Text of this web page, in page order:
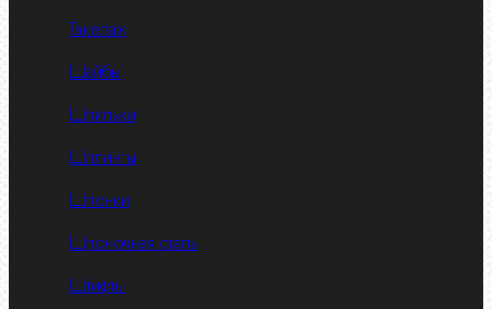
Такелаж
Шайбы
Шпильки
Шплинты
Шпонки
Шпоночная сталь
Штифты